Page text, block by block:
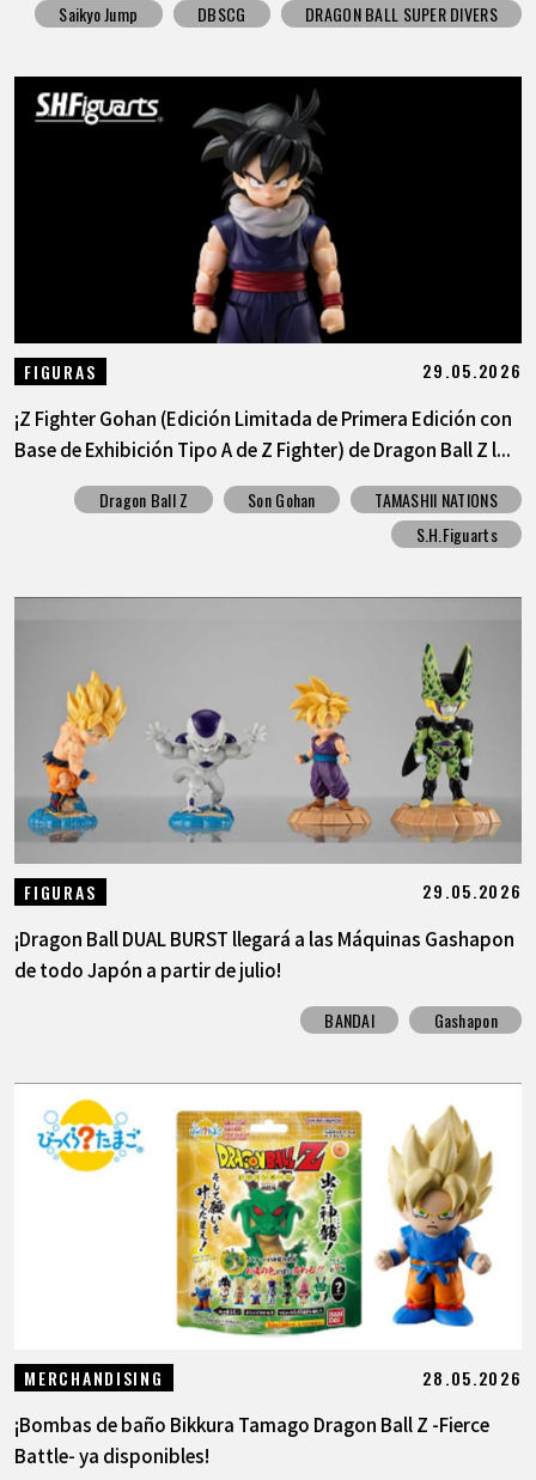
Saikyo Jump
DBSCG DRAGON BALL SUPER DIVERS
FIGURAS 29.05.2026
¡Z Fighter Gohan (Edición Limitada de Primera Edición con
Base de Exhibición Tipo A de Z Fighter) de Dragon Ball Z l...
Dragon Ball Z Son Gohan
TAMASHII NATIONS
S.H.Figuarts
FIGURAS 29.05.2026
¡Dragon Ball DUAL BURST llegará a las Máquinas Gashapon
de todo Japón a partir de julio!
BANDAI Gashapon
MERCHANDISING 28.05.2026
¡Bombas de baño Bikkura Tamago Dragon Ball Z -Fierce
Battle- ya disponibles!